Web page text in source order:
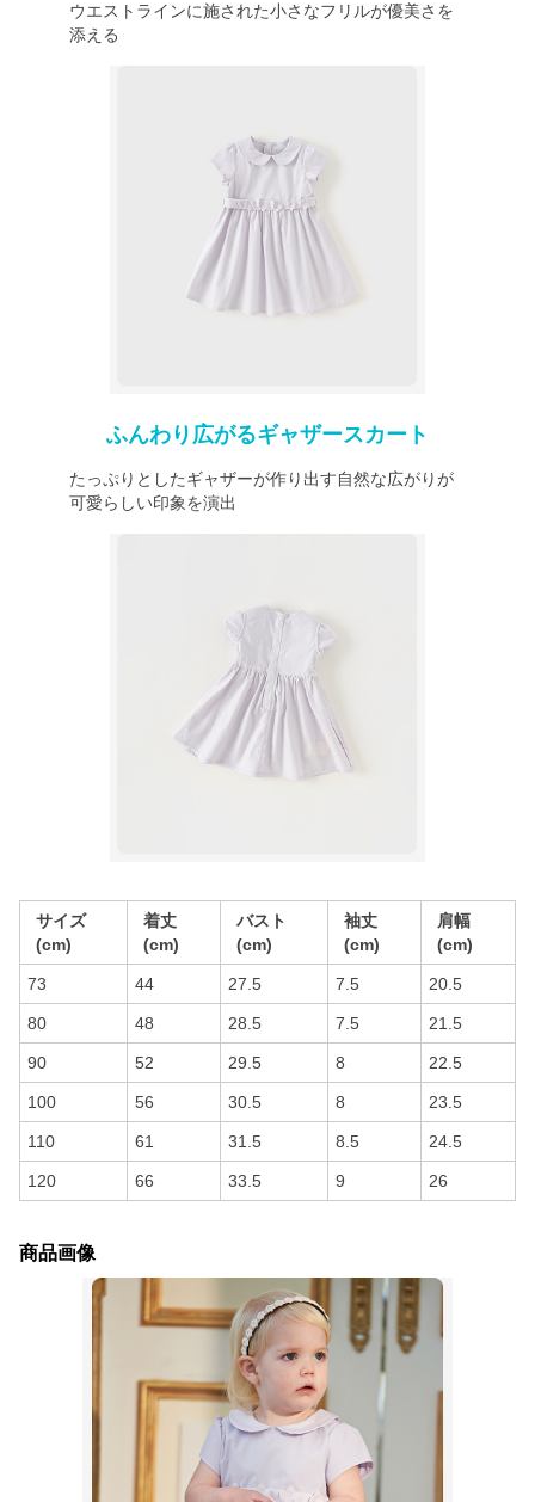
ウエストラインに施された小さなフリルが優美さを
添える
ふんわり広がるギャザースカート
たっぷりとしたギャザーが作り出す自然な広がりが
可愛らしい印象を演出
サイズ
(cm)
着丈
(cm)
バスト
(cm)
袖丈
(cm)
肩幅
(cm)
73 44 27.5 7.5 20.5
80 48 28.5 7.5 21.5
90 52 29.5 8 22.5
100 56 30.5 8 23.5
110 61 31.5 8.5 24.5
120 66 33.5 9 26
商品画像